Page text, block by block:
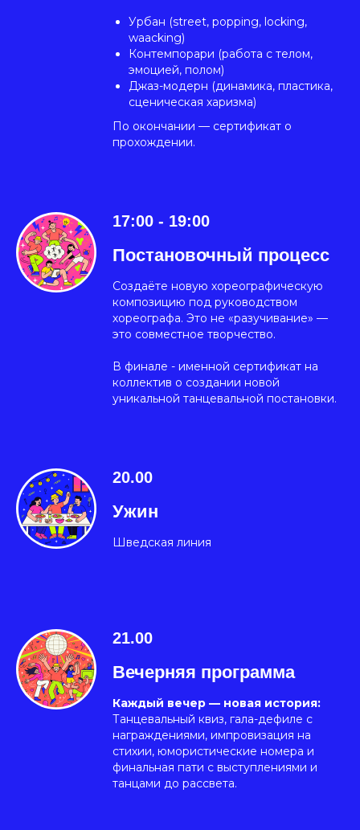
Урбан (street, popping, locking,
waacking)
Контемпорари (работа с телом,
эмоцией, полом)
Джаз-модерн (динамика, пластика,
сценическая харизма)
По окончании — сертификат о
прохождении.
17:00 - 19:00
Постановочный процесс
Создаёте новую хореографическую
композицию под руководством
хореографа. Это не «разучивание» —
это совместное творчество.
В финале - именной сертификат на
коллектив о создании новой
уникальной танцевальной постановки.
20.00
Ужин
Шведская линия
21.00
Вечерняя программа
Каждый вечер — новая история:
Танцевальный квиз, гала-дефиле с
награждениями, импровизация на
стихии, юмористические номера и
финальная пати с выступлениями и
танцами до рассвета.